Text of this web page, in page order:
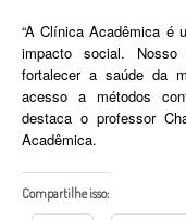
“A Clínica Acadêmica é
impacto social. Nosso
fortalecer a saúde da
acesso a métodos
destaca o professor
Acadêmica.
Compartilhe isso: